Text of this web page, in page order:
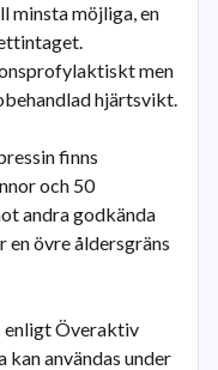
minsta möjliga, en
men
hjärtsvikt.
finns
och 50
andra godkända
en övre åldersgräns
enligt Överaktiv
kan användas under